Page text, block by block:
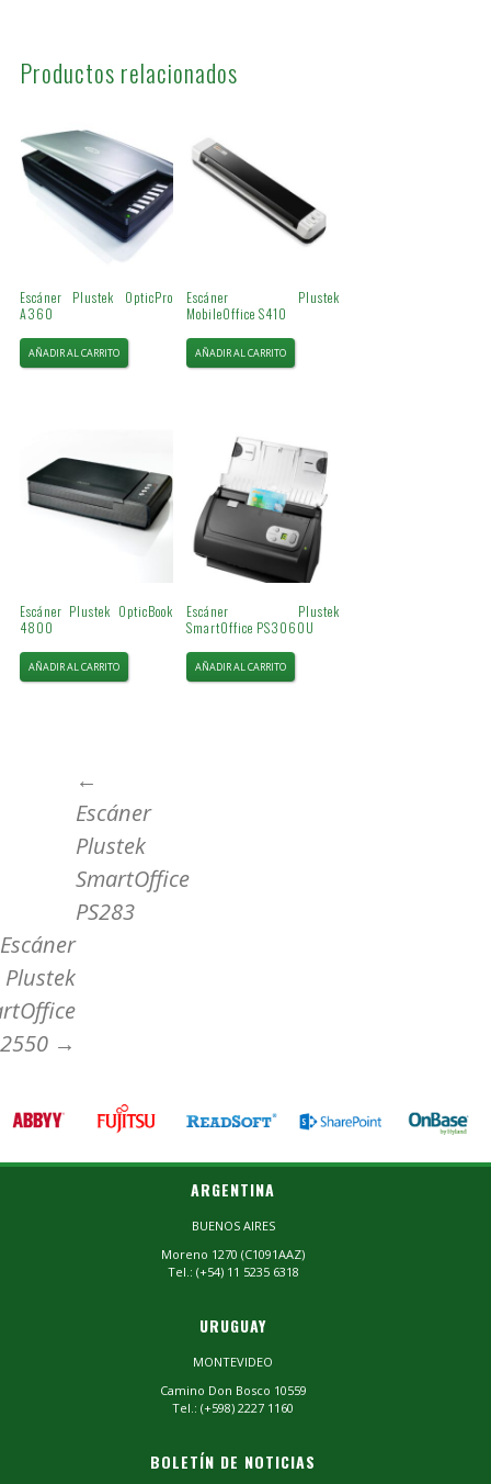
Productos relacionados
Escáner Plustek OpticPro
A360
AÑADIR AL CARRITO
Escáner Plustek
MobileOffice S410
AÑADIR AL CARRITO
Escáner Plustek OpticBook
4800
AÑADIR AL CARRITO
Escáner Plustek
SmartOffice PS3060U
AÑADIR AL CARRITO
la
entrada
←
Escáner
Plustek
SmartOffice
PS283
Escáner
Plustek
→
ARGENTINA
BUENOS AIRES
Moreno 1270 (C1091AAZ)
Tel.: (+54) 11 5235 6318
URUGUAY
MONTEVIDEO
Camino Don Bosco 10559
Tel.: (+598) 2227 1160
BOLETÍN DE NOTICIAS